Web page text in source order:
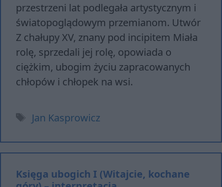
przestrzeni lat podlegała artystycznym i
światopoglądowym przemianom. Utwór
Z chałupy XV, znany pod incipitem Miała
rolę, sprzedali jej rolę, opowiada o
ciężkim, ubogim życiu zapracowanych
chłopów i chłopek na wsi.
Tagi
Jan Kasprowicz
Księga ubogich I (Witajcie​, kochane